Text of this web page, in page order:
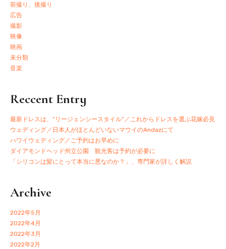
前撮り、後撮り
広告
撮影
映像
映画
未分類
音楽
Reccent Entry
最新ドレスは、”リージェンシースタイル”／これからドレスを選ぶ花嫁必見
ウェディング／日本人がほとんどいないマウイのAndazにて
ハワイウェディング／ご予約はお早めに
ダイアモンドヘッド州立公園 観光客は予約が必要に
「シリコンは髪にとって本当に悪なのか？」、専門家が詳しく解説
Archive
2022年5月
2022年4月
2022年3月
2022年2月